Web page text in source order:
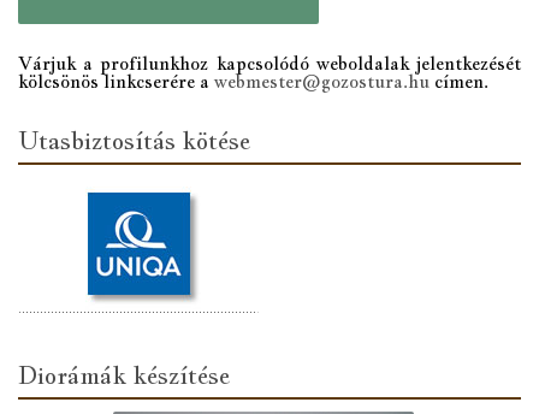
Várjuk a profilunkhoz kapcsolódó weboldalak jelentkezését
kölcsönös linkcserére a webmester@gozostura.hu címen.
Utasbiztosítás kötése
Diorámák készítése